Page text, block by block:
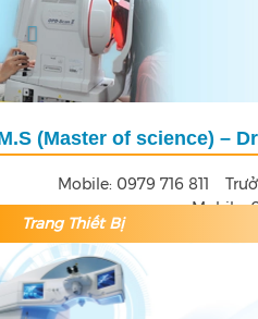
M.S –
Phó Giám
Mobile: 0972 841 998
Trang Thiết Bị
Previous